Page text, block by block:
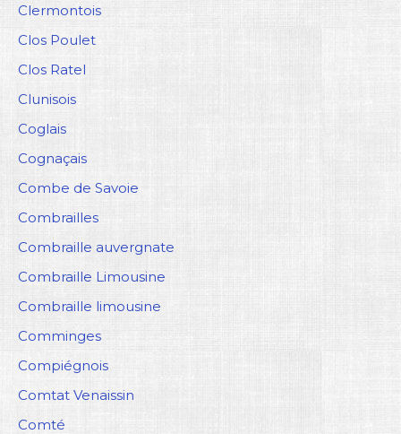
Clermontois
Clos Poulet
Clos Ratel
Clunisois
Coglais
Cognaçais
Combe de Savoie
Combrailles
Combraille auvergnate
Combraille Limousine
Combraille limousine
Comminges
Compiégnois
Comtat Venaissin
Comté